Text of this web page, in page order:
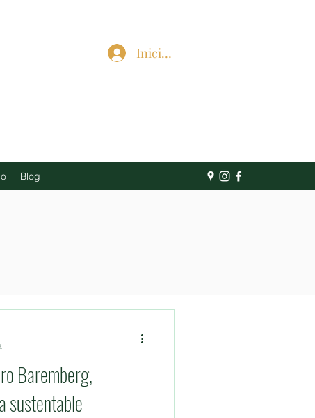
Iniciar sesión
Blog
Baremberg,
sustentable